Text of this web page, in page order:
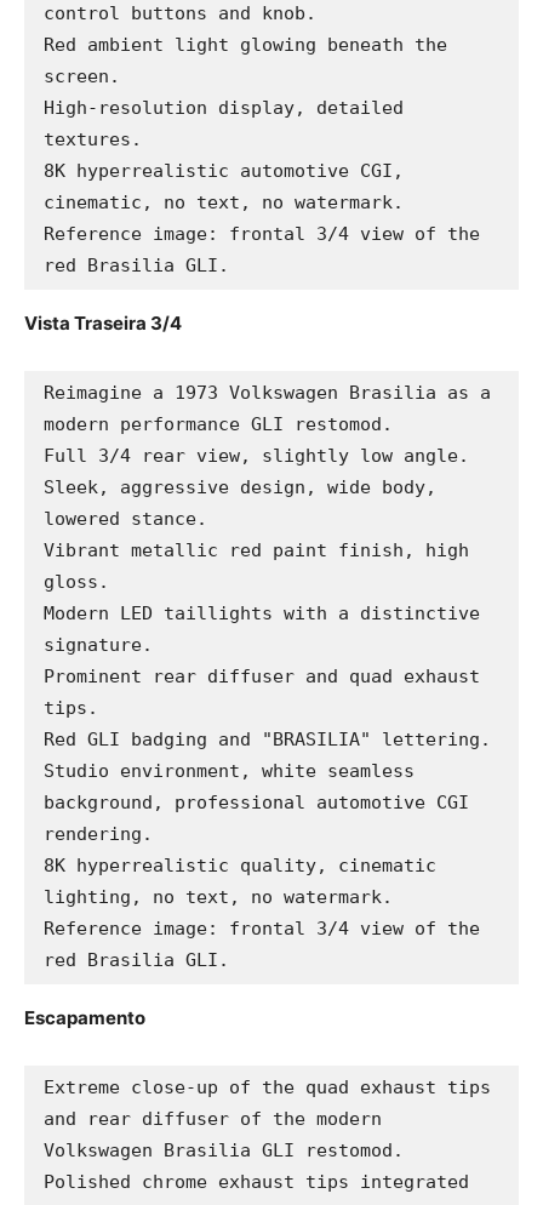
control buttons and knob.
Red ambient light glowing beneath the
screen.
High-resolution display, detailed
textures.
8K hyperrealistic automotive CGI,
cinematic, no text, no watermark.
Reference image: frontal 3/4 view of the
red Brasilia GLI.
Vista Traseira 3/4
Reimagine a 1973 Volkswagen Brasilia as a
modern performance GLI restomod.
Full 3/4 rear view, slightly low angle.
Sleek, aggressive design, wide body,
lowered stance.
Vibrant metallic red paint finish, high
gloss.
Modern LED taillights with a distinctive
signature.
Prominent rear diffuser and quad exhaust
tips.
Red GLI badging and "BRASILIA" lettering.
Studio environment, white seamless
background, professional automotive CGI
rendering.
8K hyperrealistic quality, cinematic
lighting, no text, no watermark.
Reference image: frontal 3/4 view of the
red Brasilia GLI.
Escapamento
Extreme close-up of the quad exhaust tips
and rear diffuser of the modern
Volkswagen Brasilia GLI restomod.
Polished chrome exhaust tips integrated